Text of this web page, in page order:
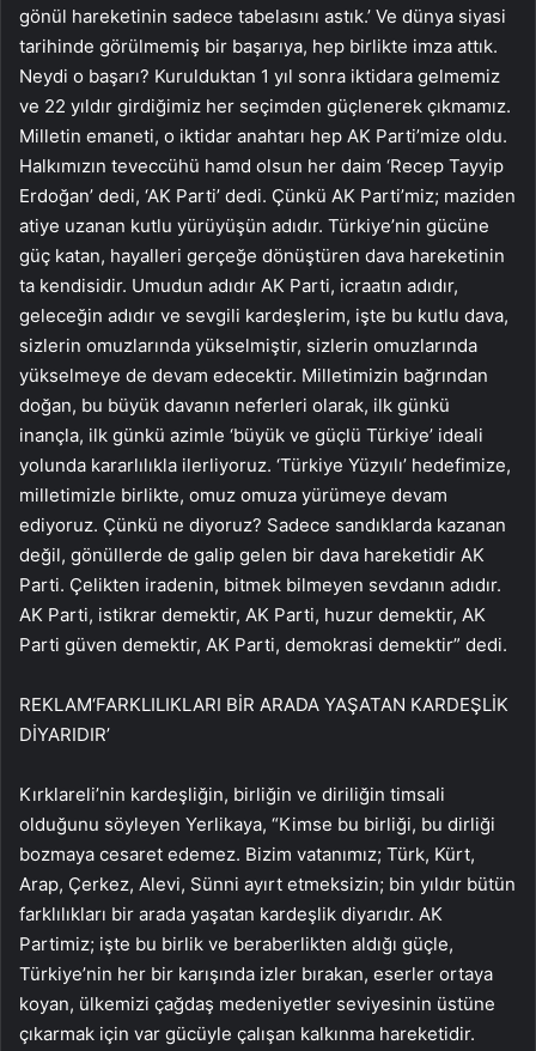
gönül hareketinin sadece tabelasını astık.’ Ve dünya siyasi
tarihinde görülmemiş bir başarıya, hep birlikte imza attık.
Neydi o başarı? Kurulduktan 1 yıl sonra iktidara gelmemiz
ve 22 yıldır girdiğimiz her seçimden güçlenerek çıkmamız.
Milletin emaneti, o iktidar anahtarı hep AK Parti’mize oldu.
Halkımızın teveccühü hamd olsun her daim ‘Recep Tayyip
Erdoğan’ dedi, ‘AK Parti’ dedi. Çünkü AK Parti’miz; maziden
atiye uzanan kutlu yürüyüşün adıdır. Türkiye’nin gücüne
güç katan, hayalleri gerçeğe dönüştüren dava hareketinin
ta kendisidir. Umudun adıdır AK Parti, icraatın adıdır,
geleceğin adıdır ve sevgili kardeşlerim, işte bu kutlu dava,
sizlerin omuzlarında yükselmiştir, sizlerin omuzlarında
yükselmeye de devam edecektir. Milletimizin bağrından
doğan, bu büyük davanın neferleri olarak, ilk günkü
inançla, ilk günkü azimle ‘büyük ve güçlü Türkiye’ ideali
yolunda kararlılıkla ilerliyoruz. ‘Türkiye Yüzyılı’ hedefimize,
milletimizle birlikte, omuz omuza yürümeye devam
ediyoruz. Çünkü ne diyoruz? Sadece sandıklarda kazanan
değil, gönüllerde de galip gelen bir dava hareketidir AK
Parti. Çelikten iradenin, bitmek bilmeyen sevdanın adıdır.
AK Parti, istikrar demektir, AK Parti, huzur demektir, AK
Parti güven demektir, AK Parti, demokrasi demektir” dedi.
REKLAM‘FARKLILIKLARI BİR ARADA YAŞATAN KARDEŞLİK
DİYARIDIR’
Kırklareli’nin kardeşliğin, birliğin ve diriliğin timsali
olduğunu söyleyen Yerlikaya, “Kimse bu birliği, bu dirliği
bozmaya cesaret edemez. Bizim vatanımız; Türk, Kürt,
Arap, Çerkez, Alevi, Sünni ayırt etmeksizin; bin yıldır bütün
farklılıkları bir arada yaşatan kardeşlik diyarıdır. AK
Partimiz; işte bu birlik ve beraberlikten aldığı güçle,
Türkiye’nin her bir karışında izler bırakan, eserler ortaya
koyan, ülkemizi çağdaş medeniyetler seviyesinin üstüne
çıkarmak için var gücüyle çalışan kalkınma hareketidir.